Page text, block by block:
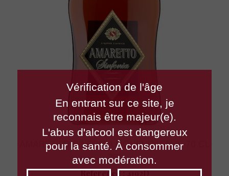
AMARETTO SINFONIA LIQUEUR ITALIE 70 CL
25°
Référence :4192D
Vérification de l'âge
En entrant sur ce site, je
reconnais être majeur(e).
L'abus d'alcool est dangereux
pour la santé. À consommer
avec modération.